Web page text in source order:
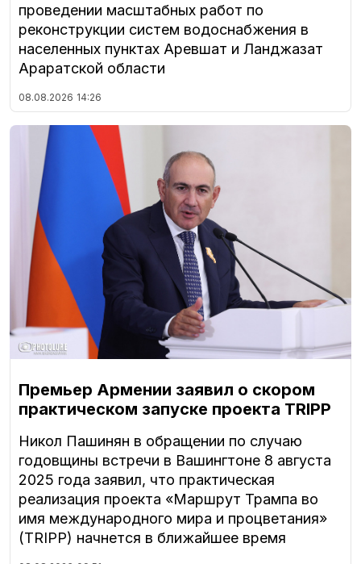
проведении масштабных работ по
реконструкции систем водоснабжения в
населенных пунктах Аревшат и Ланджазат
Араратской области
08.08.2026 14:26
Премьер Армении заявил о скором
практическом запуске проекта TRIPP
Никол Пашинян в обращении по случаю
годовщины встречи в Вашингтоне 8 августа
2025 года заявил, что практическая
реализация проекта «Маршрут Трампа во
имя международного мира и процветания»
(TRIPP) начнется в ближайшее время